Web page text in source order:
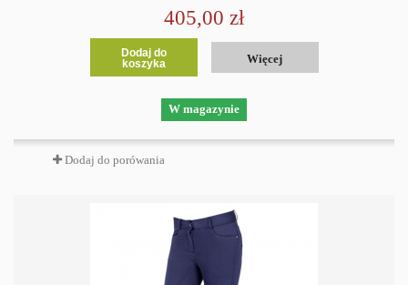
405,00 zł
Dodaj do
koszyka
Więcej
W magazynie
Dodaj do porówania